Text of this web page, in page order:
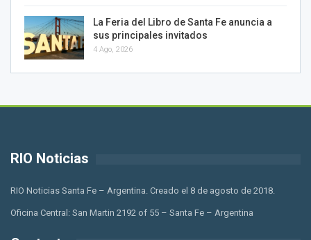
La Feria del Libro de Santa Fe anuncia a
sus principales invitados
4 Ago, 2026
RIO Noticias
RIO Noticias Santa Fe – Argentina. Creado el 8 de agosto de 2018.
Oficina Central: San Martin 2192 of 55 – Santa Fe – Argentina